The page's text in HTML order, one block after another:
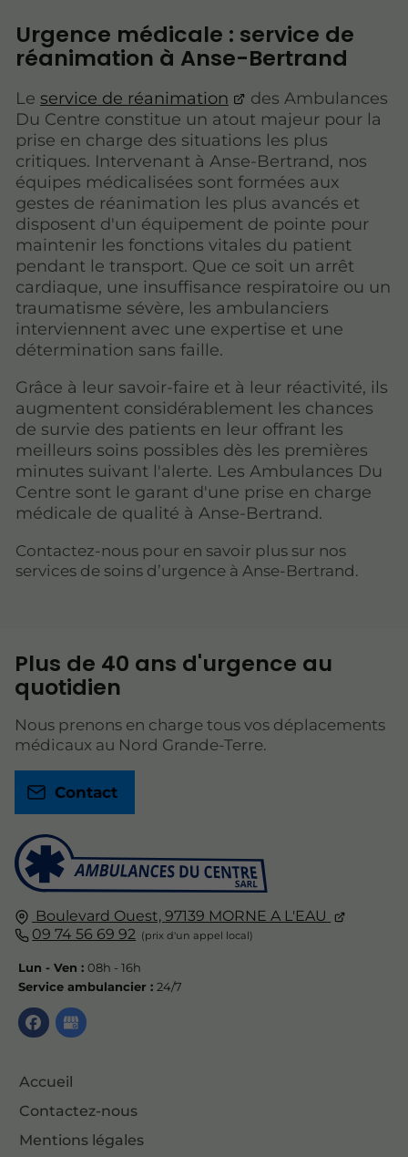
Urgence médicale : service de
réanimation à Anse-Bertrand
Le service de réanimation
des Ambulances
Du Centre constitue un atout majeur pour la
prise en charge des situations les plus
critiques. Intervenant à Anse-Bertrand, nos
équipes médicalisées sont formées aux
gestes de réanimation les plus avancés et
disposent d'un équipement de pointe pour
maintenir les fonctions vitales du patient
pendant le transport. Que ce soit un arrêt
cardiaque, une insuffisance respiratoire ou un
traumatisme sévère, les ambulanciers
interviennent avec une expertise et une
détermination sans faille.
Grâce à leur savoir-faire et à leur réactivité, ils
augmentent considérablement les chances
de survie des patients en leur offrant les
meilleurs soins possibles dès les premières
minutes suivant l'alerte. Les Ambulances Du
Centre sont le garant d'une prise en charge
médicale de qualité à Anse-Bertrand.
Contactez-nous pour en savoir plus sur nos
services de soins d’urgence à Anse-Bertrand.
Boulevard Ouest,97139 MORNE A L'EAU
09 74 56 69 92
Lun - Ven :08h - 16h
Service ambulancier :24/7
Accueil
Contactez-nous
Mentions légales
Plus de 40 ans d'urgence au
quotidien
Nous prenons en charge tous vos déplacements
médicaux au Nord Grande-Terre.
Contact